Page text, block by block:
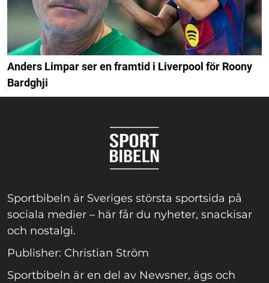
Anders Limpar ser en framtid i Liverpool för Roony
Bardghji
Sportbibeln är Sveriges största sportsida på
sociala medier – här får du nyheter, snackisar
och nostalgi.
Publisher: Christian Ström
Sportbibeln är en del av Newsner, ägs och